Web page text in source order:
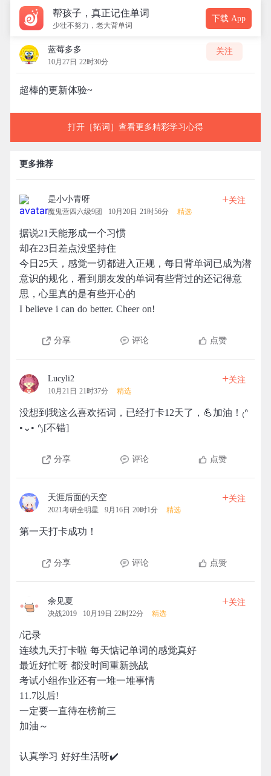
帮孩子，真正记住单词
少壮不努力，老大背单词
下载 App
蓝莓多多
10月27日 22时30分
关注
超棒的更新体验~
打开［拓词］查看更多精彩学习心得
更多推荐
是小小青呀
魔鬼营四六级9团 10月20日 21时56分 精选
+关注
据说21天能形成一个习惯
却在23日差点没坚持住
今日25天，感觉一切都进入正规，每日背单词已成为潜
意识的规化，看到朋友发的单词有些背过的还记得意
思，心里真的是有些开心的
I believe i can do better. Cheer on!
分享 评论 点赞
Lucyli2
10月21日 21时37分 精选
+关注
没想到我这么喜欢拓词，已经打卡12天了，💪加油！₍ᐢ
•⌄• ᐢ₎[不错]
分享 评论 点赞
天涯后面的天空
2021考研全明星 9月16日 20时1分 精选
+关注
第一天打卡成功！
分享 评论 点赞
余见夏
决战2019 10月19日 22时22分 精选
+关注
/记录
连续九天打卡啦 每天惦记单词的感觉真好
最近好忙呀 都没时间重新挑战
考试小组作业还有一堆一堆事情
11.7以后!
一定要一直待在榜前三
加油～
认真学习 好好生活呀✔️